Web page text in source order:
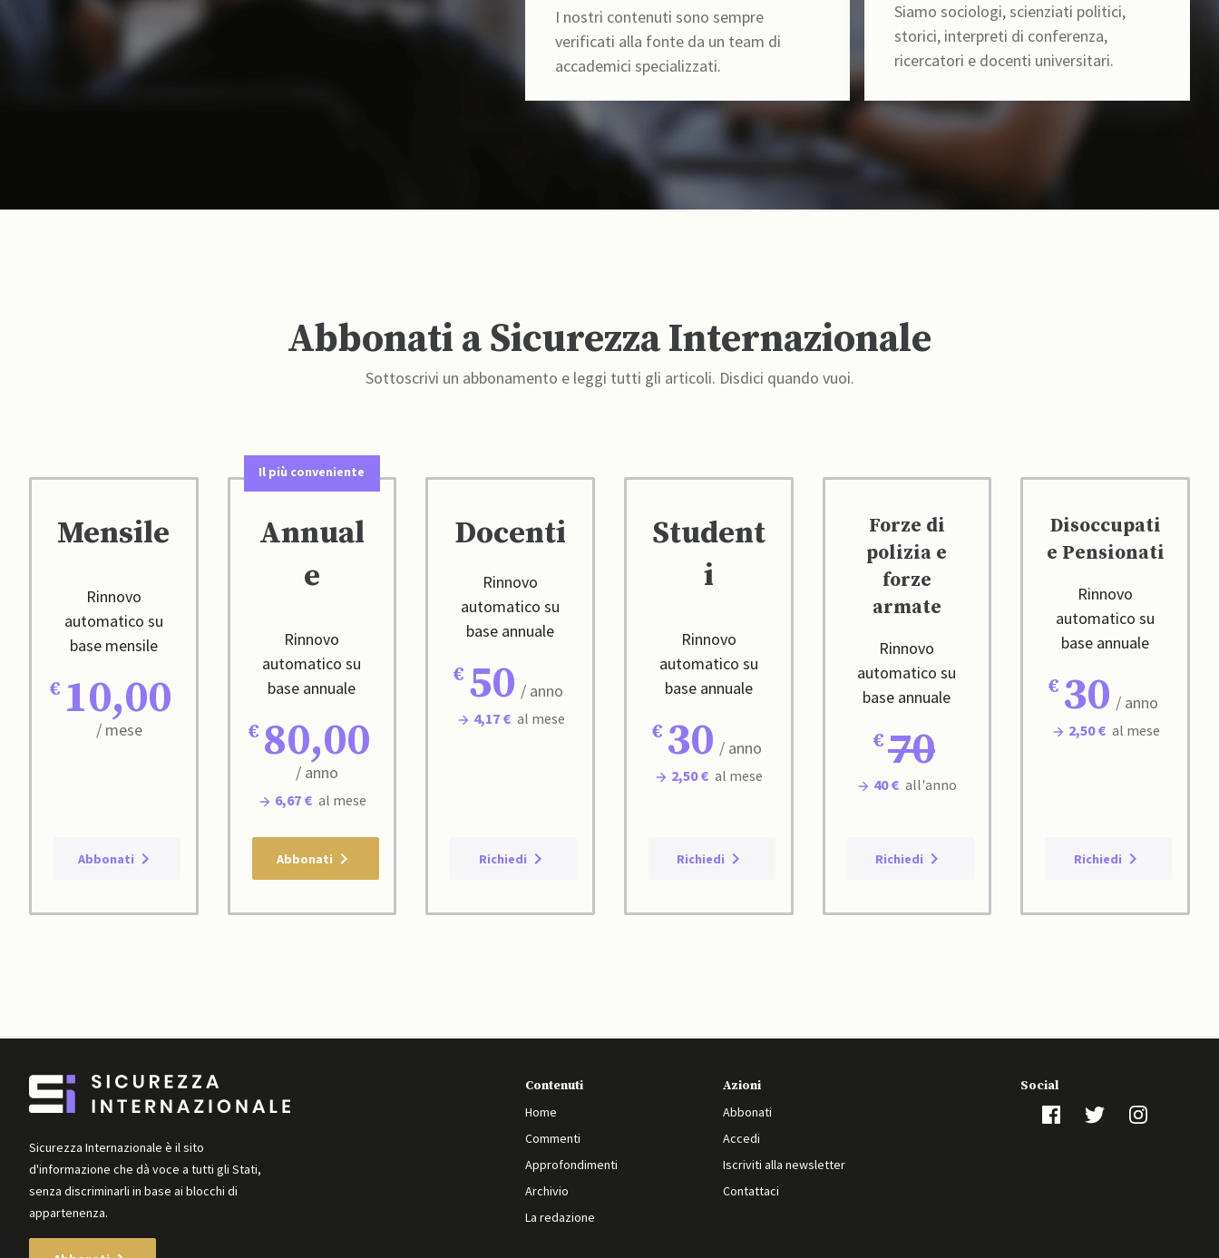
I nostri contenuti sono sempre
verificati alla fonte da un team di
accademici specializzati.
Siamo sociologi, scienziati politici,
storici, interpreti di conferenza,
ricercatori e docenti universitari.
Abbonati a Sicurezza Internazionale
Sottoscrivi un abbonamento e leggi tutti gli articoli. Disdici quando vuoi.
Mensile
Rinnovo
automatico su
base mensile
10,00
/ mese
Abbonati
Il più conveniente
Annual
e
Rinnovo
automatico su
base annuale
80,00
/ anno
6,67 € al mese
Abbonati
Docenti
Rinnovo
automatico su
base annuale
50 / anno
4,17 € al mese
Richiedi
Student
i
Rinnovo
automatico su
base annuale
30 / anno
2,50 € al mese
Richiedi
Forze di
polizia e
forze
armate
Rinnovo
automatico su
base annuale
70
40 € all'anno
Richiedi
Disoccupati
e Pensionati
Rinnovo
automatico su
base annuale
30 / anno
2,50 € al mese
Richiedi
Sicurezza Internazionale è il sito
d'informazione che dà voce a tutti gli Stati,
senza discriminarli in base ai blocchi di
appartenenza.
Contenuti
Home
Commenti
Approfondimenti
Archivio
La redazione
Azioni
Abbonati
Accedi
Iscriviti alla newsletter
Contattaci
Social